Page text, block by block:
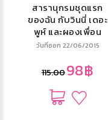
สารานุกรมชุดแรก
ของฉัน กับวินนี่ เดอะ
พูห์ และผองเพื่อน
สัตว์โลก นก My
Encyclopedia
with Winnie the
Pooh and Friends
A
วันที่ออก 22/06/2015
115.0098฿